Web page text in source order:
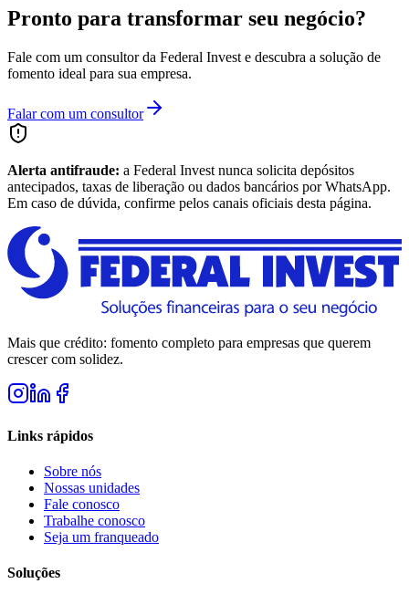
Pronto para transformar seu negócio?
Fale com um consultor da Federal Invest e descubra a solução de
fomento ideal para sua empresa.
Falar com um consultor
Alerta antifraude: a Federal Invest nunca solicita depósitos
antecipados, taxas de liberação ou dados bancários por WhatsApp.
Em caso de dúvida, confirme pelos canais oficiais desta página.
Mais que crédito: fomento completo para empresas que querem
crescer com solidez.
Links rápidos
Sobre nós
Nossas unidades
Fale conosco
Trabalhe conosco
Seja um franqueado
Soluções